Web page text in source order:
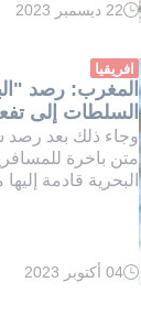
وقت
دقيقة.
22 ديسمبر 2023
افريقيا
المغرب: رصد
السلطات إلى
وجاء ذلك بعد رصد
متن باخرة
البحرية قادمة
وقت
04 أكتوبر 2023